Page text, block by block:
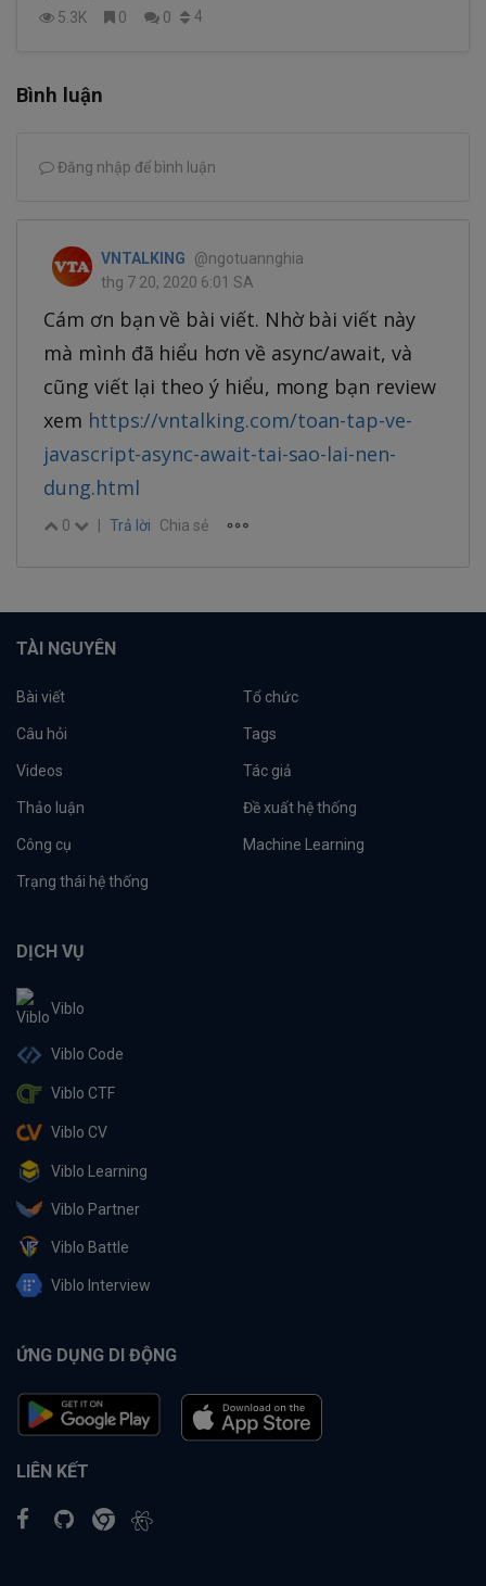
5.3K 0 0 4
Bình luận
Đăng nhập để bình luận
VNTALKING
@ngotuannghia
thg 7 20, 2020 6:01 SA
Cám ơn bạn về bài viết. Nhờ bài viết này
mà mình đã hiểu hơn về async/await, và
cũng viết lại theo ý hiểu, mong bạn review
xem https://vntalking.com/toan-tap-ve-
javascript-async-await-tai-sao-lai-nen-
dung.html
0 Trả lời Chia sẻ
TÀI NGUYÊN
Bài viết Tổ chức
Câu hỏi Tags
Videos Tác giả
Thảo luận Đề xuất hệ thống
Công cụ Machine Learning
Trạng thái hệ thống
DỊCH VỤ
Viblo
Viblo Code
Viblo CTF
Viblo CV
Viblo Learning
Viblo Partner
Viblo Battle
Viblo Interview
ỨNG DỤNG DI ĐỘNG
LIÊN KẾT